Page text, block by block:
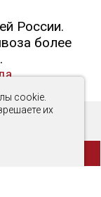
cookie.
их
России.
более
«Люк-ОптТорг»